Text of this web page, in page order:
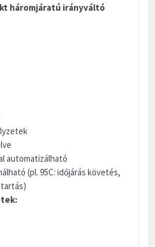
háromjáratú irányváltó
automatizálható
(pl. 95C: időjárás követés,
tartás)